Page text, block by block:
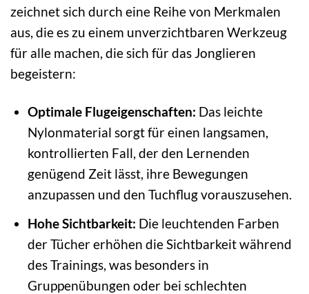
zeichnet sich durch eine Reihe von Merkmalen
aus, die es zu einem unverzichtbaren Werkzeug
für alle machen, die sich für das Jonglieren
begeistern:
Optimale Flugeigenschaften: Das leichte
Nylonmaterial sorgt für einen langsamen,
kontrollierten Fall, der den Lernenden
genügend Zeit lässt, ihre Bewegungen
anzupassen und den Tuchflug vorauszusehen.
Hohe Sichtbarkeit: Die leuchtenden Farben
der Tücher erhöhen die Sichtbarkeit während
des Trainings, was besonders in
Gruppenübungen oder bei schlechten